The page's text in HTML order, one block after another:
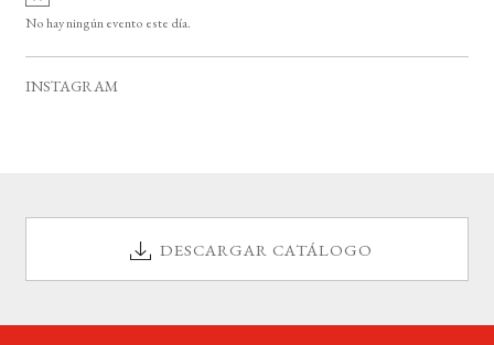
o
v
i
s
No hay ningún evento este día.
INSTAGRAM
DESCARGAR CATÁLOGO